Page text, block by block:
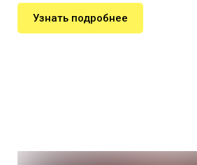
Узнать подробнее